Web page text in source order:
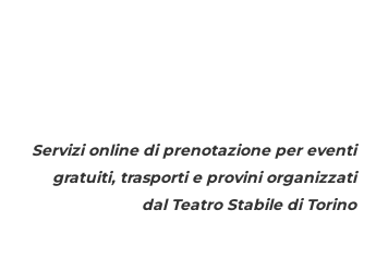
Servizi online di prenotazione per eventi
gratuiti, trasporti e provini organizzati
dal Teatro Stabile di Torino